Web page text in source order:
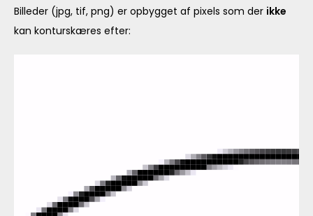
Billeder (jpg, tif, png) er opbygget af pixels som der ikke
kan konturskæres efter: